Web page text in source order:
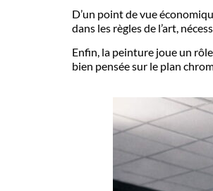
D’un point de vue
dans les règles de l’art,
Enfin, la peinture joue un
bien pensée sur le plan